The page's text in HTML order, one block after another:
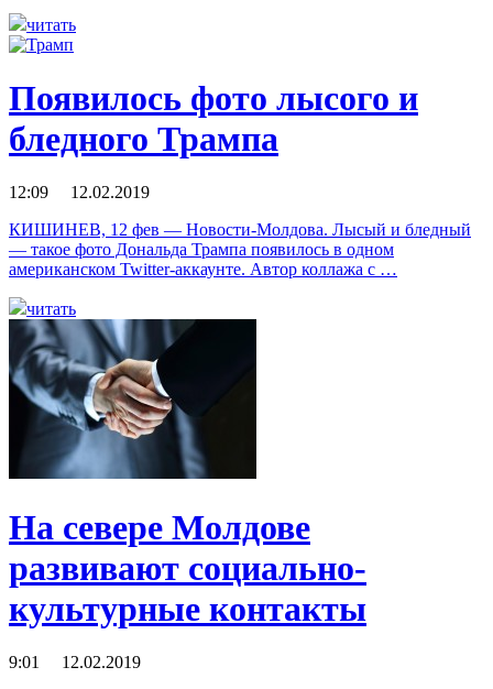
читать
Появилось фото лысого и
бледного Трампа
12:09 12.02.2019
КИШИНЕВ, 12 фев — Новости-Молдова. Лысый и бледный
— такое фото Дональда Трампа появилось в одном
американском Twitter-аккаунте. Автор коллажа с …
читать
На севере Молдове
развивают социально-
культурные контакты
9:01 12.02.2019